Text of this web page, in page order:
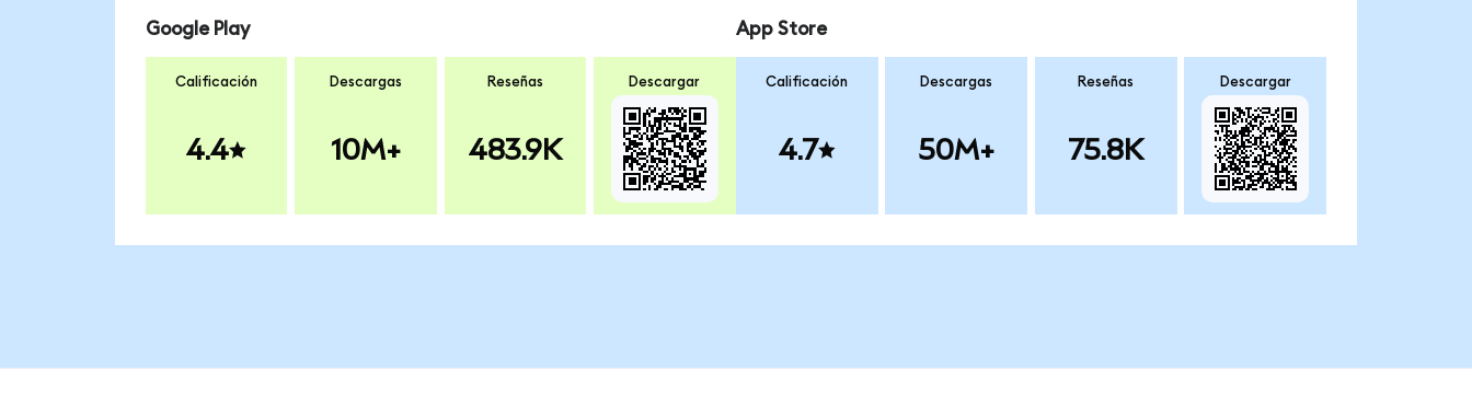
Google Play
Calificación
4.4
Descargas
10M+
Reseñas
483.9K
Descargar
App Store
Calificación
4.7
Descargas
50M+
Reseñas
75.8K
Descargar